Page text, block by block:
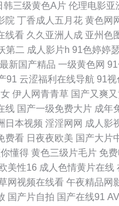
视先锋色AV 麻豆精品123 丝袜性交
国产精品97 日本一品大道 91豆花
在线A片网站 avtt亚洲国产 日韩精
站 麻豆AV影院 四虎黄一级片 亚洲
99超碰色色 91网站成人 欧美成人
海角专区 亚洲黄页 超碰免费97 九九
第8页 欧美淫色网 亚洲欧洲日本无
韩三级黄色A片 伦理电影亚
院 丁香成人五月花 黄色网
线看 久久亚洲人成 亚州色
第二 成人影片h 91色婷婷
新国产精品 一级黄色网
91 云涩福利在线导航 91视
伊人网青青草 国产又爽
线 国产一级免费大片 成年
日本视频 淫淫网网 成人影
费看 日夜夜欧美 国产大片
懂得 黄色三级片毛片 免
美性16 成人色情黄片在线
网视频在线看 午夜精品网
国产片自拍 国产在线91